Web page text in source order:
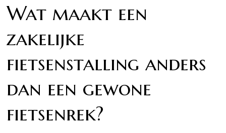
Wat maakt een
zakelijke
fietsenstalling anders
dan een gewone
fietsenrek?